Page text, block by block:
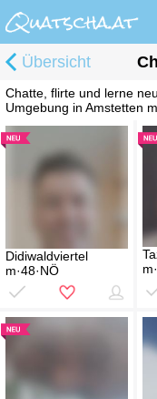
Übersicht
Chatte, flirte und lerne
Umgebung in Amstetten
Didiwaldviertel
m·48·NÖ